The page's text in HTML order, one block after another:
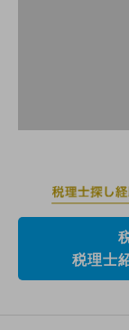
税理士